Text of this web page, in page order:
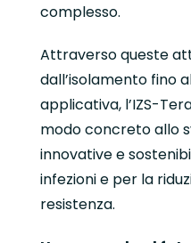
complesso.
Attraverso queste
dall’isolamento fino
applicativa, l’IZS-
modo concreto allo
innovative e
infezioni e per la
resistenza.